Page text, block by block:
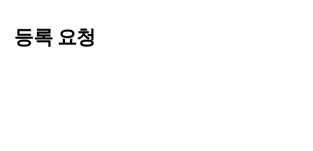
등록 요청